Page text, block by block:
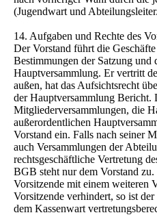
(Jugendwart und
14. Aufgaben und Rechte des
Der Vorstand führt die
Bestimmungen der Satzung und
Hauptversammlung. Er vertritt
außen, hat das Aufsichtsrecht
der Hauptversammlung Bericht.
Mitgliederversammlungen, die
außerordentlichen
Vorstand ein. Falls nach seiner
auch Versammlungen der
rechtsgeschäftliche Vertretung
BGB steht nur dem Vorstand
Vorsitzende mit einem weiteren
Vorsitzende verhindert, so ist
dem Kassenwart